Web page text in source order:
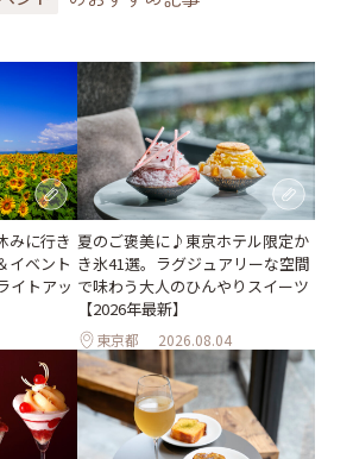
みに行き
イベント
イトアッ
夏のご褒美に♪東京ホテル限定か
き氷41選。ラグジュアリーな空間
で味わう大人のひんやりスイーツ
【2026年最新】
東京都 2026.08.04